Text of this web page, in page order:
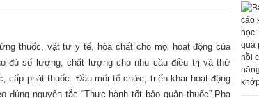
thuốc, vật tư y tế, hóa chất cho mọi hoạt động của
đủ số lượng, chất lượng cho nhu cầu điều trị và thử
cấp phát thuốc. Đầu mối tổ chức, triển khai hoạt động
nguyên tắc “Thực hành tốt bảo quản thuốc”.Pha